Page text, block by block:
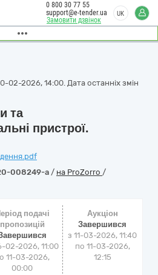
Замовити дзвінок
0 800 30 77 55
support@e-tender.ua
UK
2026, 14:00. Дата останніх змін
та
пристрої.
008249-a/ на ProZorro /
подачі
пропозицій
02-2026, 11:00
11-03-2026,
00:00
Аукціон
Завершився
з11-03-2026, 11:40
по 11-03-2026,
12:15